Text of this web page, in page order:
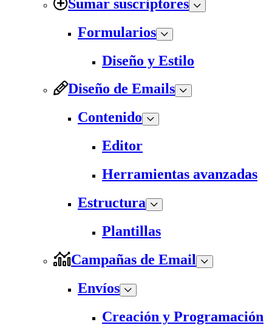
Sumar suscriptores
Formularios
Diseño y Estilo
Diseño de Emails
Contenido
Editor
Herramientas avanzadas
Estructura
Plantillas
Campañas de Email
Envíos
Creación y Programación